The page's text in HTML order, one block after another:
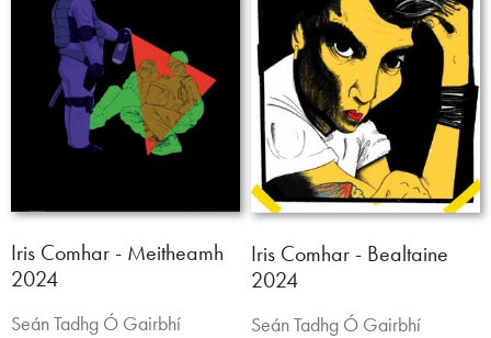
Iris Comhar - Meitheamh
2024
Seán Tadhg Ó Gairbhí
Iris Comhar - Bealtaine
2024
Seán Tadhg Ó Gairbhí